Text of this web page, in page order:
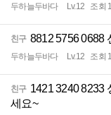
두하늘두바다 Lv.12 조회
친구 8812 5756 0688
두하늘두바다 Lv.12 조회
친구 1421 3240 8233
세요~